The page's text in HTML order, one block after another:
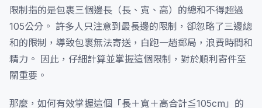
限制指的是包裹三個邊長（長、寬、高）的總和不得超過
105公分。 許多人只注意到最長邊的限制，卻忽略了三邊總
和的限制，導致包裹無法寄送，白跑一趟郵局，浪費時間和
精力。 因此，仔細計算並掌握這個限制，對於順利寄件至
關重要。
那麼，如何有效掌握這個「長＋寬＋高合計≦105cm」的